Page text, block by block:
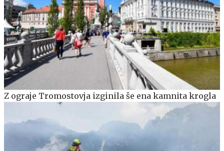
Z ograje Tromostovja izginila še ena kamnita krogla